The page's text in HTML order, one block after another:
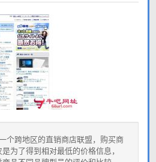
个跨地区的直销商店联盟，购买商
为了得到相对最低的价格信息，